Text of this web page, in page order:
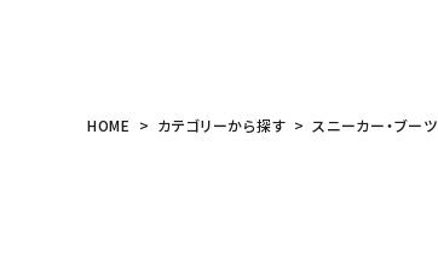
HOME カテゴリーから探す スニーカー・ブーツ